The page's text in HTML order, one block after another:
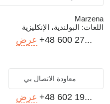
Marzena
اللغات: البولندية، الإنكليزية
+48 600 27... عرض
معاودة الاتصال بي
+48 602 19... عرض